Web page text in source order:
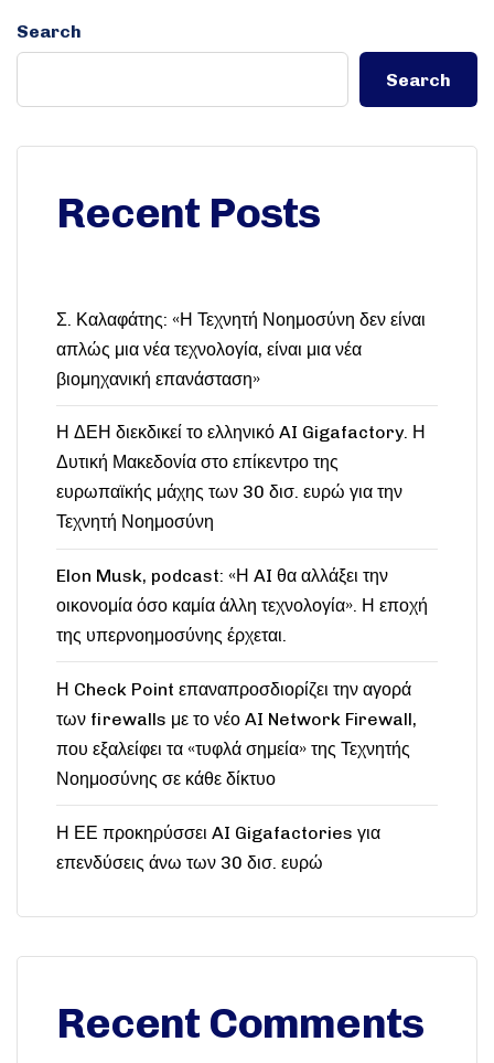
Search
Search
Recent Posts
Σ. Καλαφάτης: «Η Τεχνητή Νοημοσύνη δεν είναι
απλώς μια νέα τεχνολογία, είναι μια νέα
βιομηχανική επανάσταση»
Η ΔΕΗ διεκδικεί το ελληνικό AI Gigafactory. Η
Δυτική Μακεδονία στο επίκεντρο της
ευρωπαϊκής μάχης των 30 δισ. ευρώ για την
Τεχνητή Νοημοσύνη
Elon Musk, podcast: «Η AI θα αλλάξει την
οικονομία όσο καμία άλλη τεχνολογία». Η εποχή
της υπερνοημοσύνης έρχεται.
Η Check Point επαναπροσδιορίζει την αγορά
των firewalls με το νέο AI Network Firewall,
που εξαλείφει τα «τυφλά σημεία» της Τεχνητής
Νοημοσύνης σε κάθε δίκτυο
Η ΕΕ προκηρύσσει AI Gigafactories για
επενδύσεις άνω των 30 δισ. ευρώ
Recent Comments